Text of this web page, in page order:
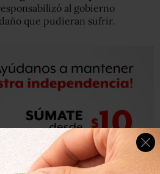
al gobierno
que pudieran sufrir.